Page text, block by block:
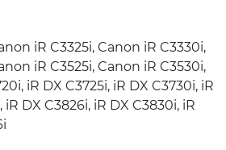
iR C3325i, Canon iR C3330i,
iR C3525i, Canon iR C3530i,
iR DX C3725i, iR DX C3730i, iR
iR DX C3826i, iR DX C3830i, iR